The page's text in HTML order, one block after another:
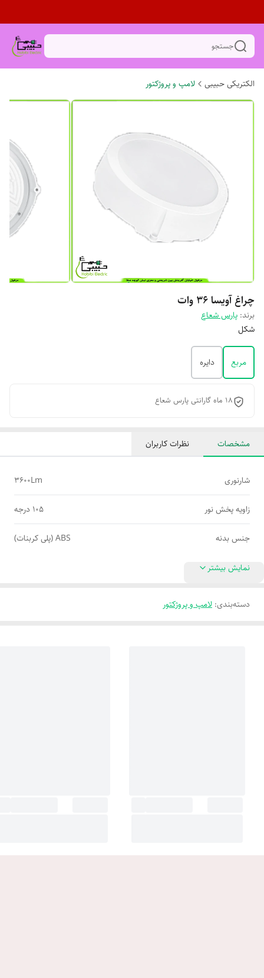
جستجو
الکتریکی حبیبی لامپ و پروژکتور
چراغ آویسا 36 وات
برند: پارس شعاع
شکل
مربع دایره
18 ماه گارانتی پارس شعاع
مشخصات نظرات کاربران
شارنوری 3600Lm
زاویه پخش نور 105 درجه
جنس بدنه ABS (پلی کربنات)
نمایش بیشتر
دسته‌بندی: لامپ و پروژکتور